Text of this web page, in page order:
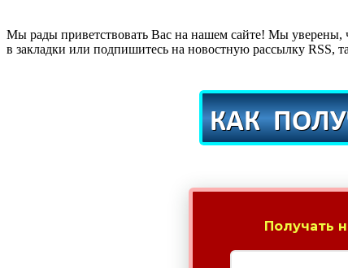
Мы рады приветствовать Вас на нашем сайте! Мы уверены,
в закладки или подпишитесь на новостную рассылку RSS,
Получать